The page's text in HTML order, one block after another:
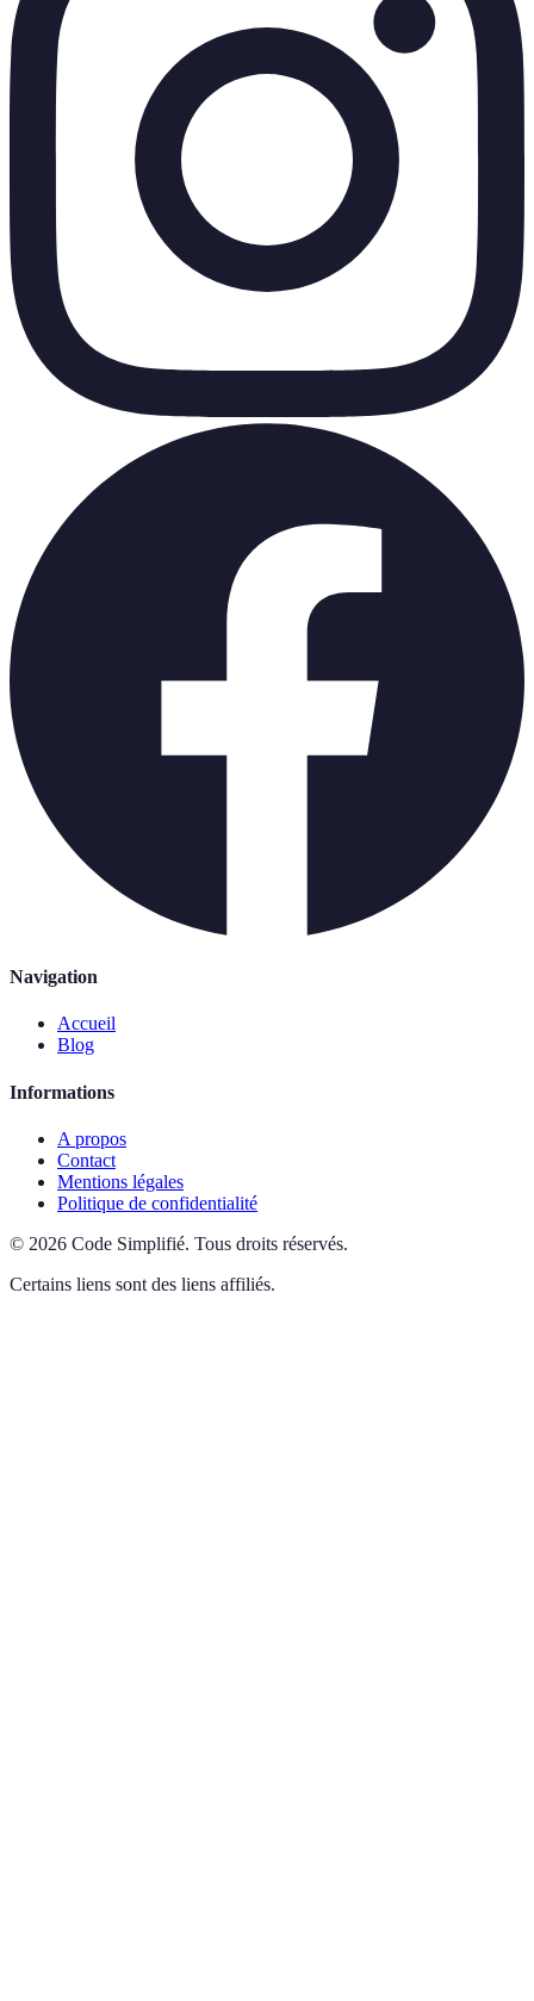
Navigation
Accueil
Blog
Informations
A propos
Contact
Mentions légales
Politique de confidentialité
© 2026 Code Simplifié. Tous droits réservés.
Certains liens sont des liens affiliés.